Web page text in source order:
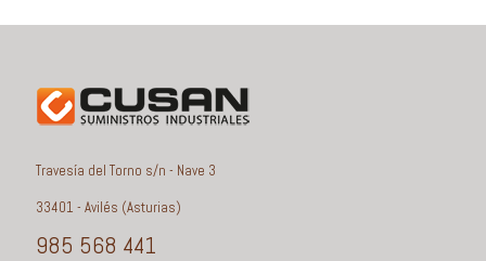
Travesía del Torno s/n - Nave 3
33401 - Avilés (Asturias)
985 568 441